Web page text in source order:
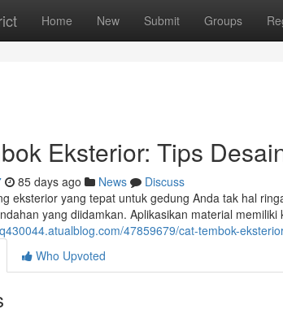
Home New Submit Groups
Eksterior: Tips
85 days ago News
Discuss
eksterior yang tepat untuk gedung Anda tak hal
yang diidamkan. Aplikasikan material memiliki
47859679/cat-tembok-
Who Upvoted